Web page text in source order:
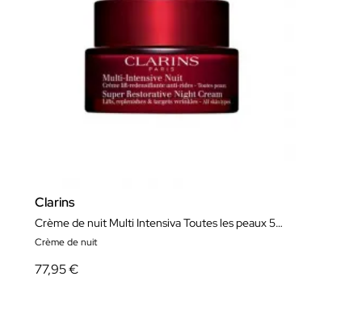
Clarins
Crème de nuit Multi Intensiva Toutes les peaux 50ml
Crème de nuit
77,95 €